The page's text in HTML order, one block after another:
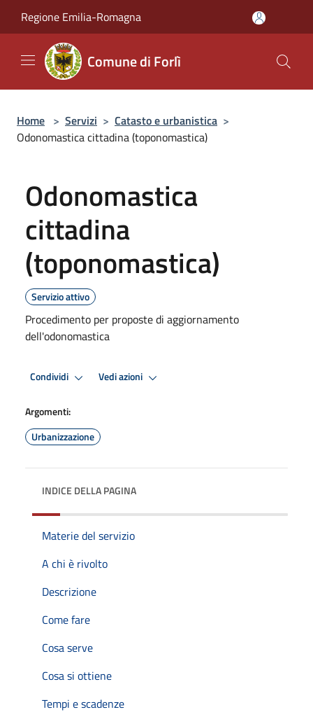
Regione Emilia-Romagna
Comune di Forlì
Home > Servizi > Catasto e urbanistica >
Odonomastica cittadina (toponomastica)
Odonomastica
cittadina
(toponomastica)
Servizio attivo
Procedimento per proposte di aggiornamento
dell'odonomastica
Condividi Vedi azioni
Argomenti:
Urbanizzazione
INDICE DELLA PAGINA
Materie del servizio
A chi è rivolto
Descrizione
Come fare
Cosa serve
Cosa si ottiene
Tempi e scadenze